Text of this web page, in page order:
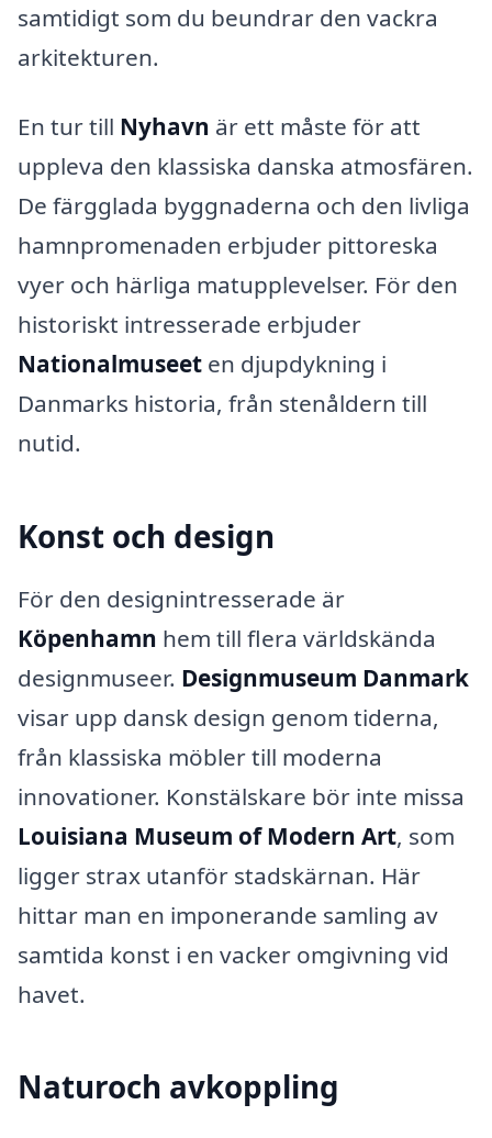
samtidigt som du beundrar den vackra
arkitekturen.
En tur till Nyhavn är ett måste för att
uppleva den klassiska danska atmosfären.
De färgglada byggnaderna och den livliga
hamnpromenaden erbjuder pittoreska
vyer och härliga matupplevelser. För den
historiskt intresserade erbjuder
Nationalmuseet en djupdykning i
Danmarks historia, från stenåldern till
nutid.
Konst och design
För den designintresserade är
Köpenhamn hem till flera världskända
designmuseer. Designmuseum Danmark
visar upp dansk design genom tiderna,
från klassiska möbler till moderna
innovationer. Konstälskare bör inte missa
Louisiana Museum of Modern Art, som
ligger strax utanför stadskärnan. Här
hittar man en imponerande samling av
samtida konst i en vacker omgivning vid
havet.
Naturoch avkoppling